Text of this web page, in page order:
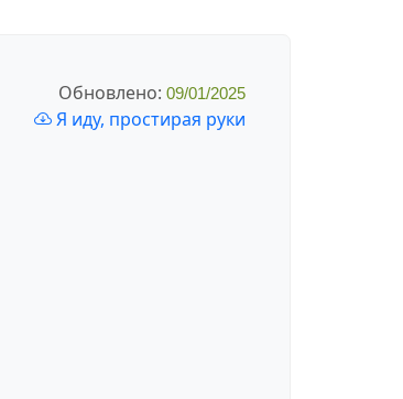
Обновлено: 09/01/2025
Я иду, простирая руки